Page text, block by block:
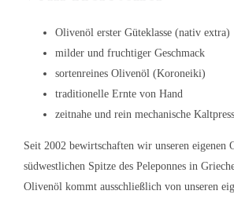
Olivenöl erster Güteklasse (nativ extra)
milder und fruchtiger Geschmack
sortenreines Olivenöl (Koroneiki)
traditionelle Ernte von Hand
zeitnahe und rein mechanische
Seit 2002 bewirtschaften wir unseren eigenen
südwestlichen Spitze des Peleponnes in
Olivenöl kommt ausschließlich von unseren